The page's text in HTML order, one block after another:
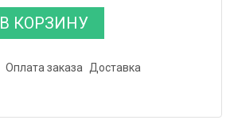
В КОРЗИНУ
Оплата заказа Доставка